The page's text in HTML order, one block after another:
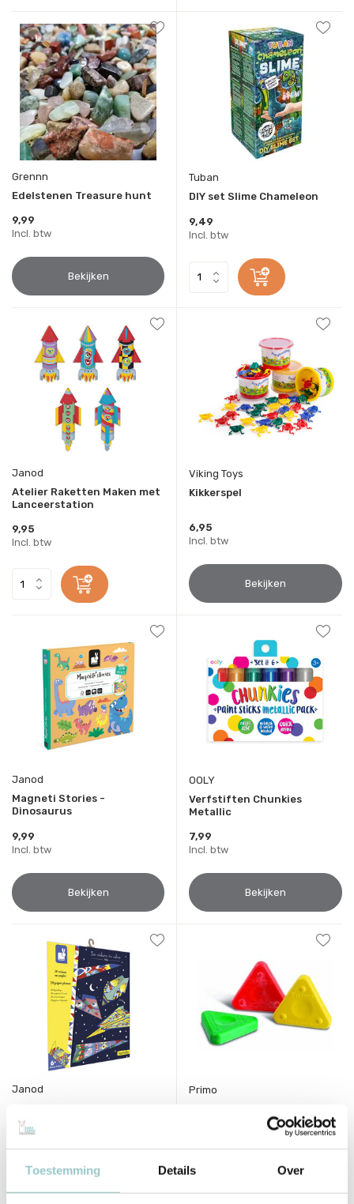
Toestemming Details Over
Grennn
Edelstenen Treasure hunt
9,99
Incl. btw
Bekijken
Tuban
DIY set Slime Chameleon
9,49
Incl. btw
Janod
Atelier Raketten Maken met
Lanceerstation
9,95
Incl. btw
Viking Toys
Kikkerspel
6,95
Incl. btw
Bekijken
Janod
Magneti Stories -
Dinosaurus
9,99
Incl. btw
Bekijken
OOLY
Verfstiften Chunkies
Metallic
7,99
Incl. btw
Bekijken
Janod
8,99
Incl. btw
Primo
Incl. btw